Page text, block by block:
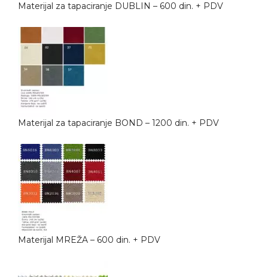
Materijal za tapaciranje DUBLIN – 600 din. + PDV
Materijal za tapaciranje BOND – 1200 din. + PDV
Materijal MREŽA – 600 din. + PDV